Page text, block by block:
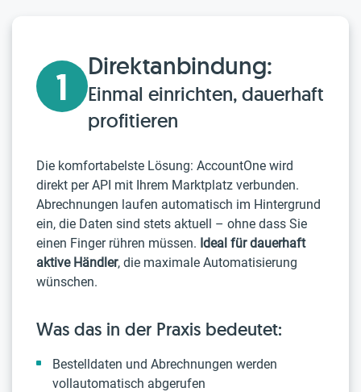
1 Direktanbindung:
Einmal einrichten, dauerhaft
profitieren
Die komfortabelste Lösung: AccountOne wird
direkt per API mit Ihrem Marktplatz verbunden.
Abrechnungen laufen automatisch im Hintergrund
ein, die Daten sind stets aktuell – ohne dass Sie
einen Finger rühren müssen. Ideal für dauerhaft
aktive Händler, die maximale Automatisierung
wünschen.
Was das in der Praxis bedeutet:
Bestelldaten und Abrechnungen werden
vollautomatisch abgerufen